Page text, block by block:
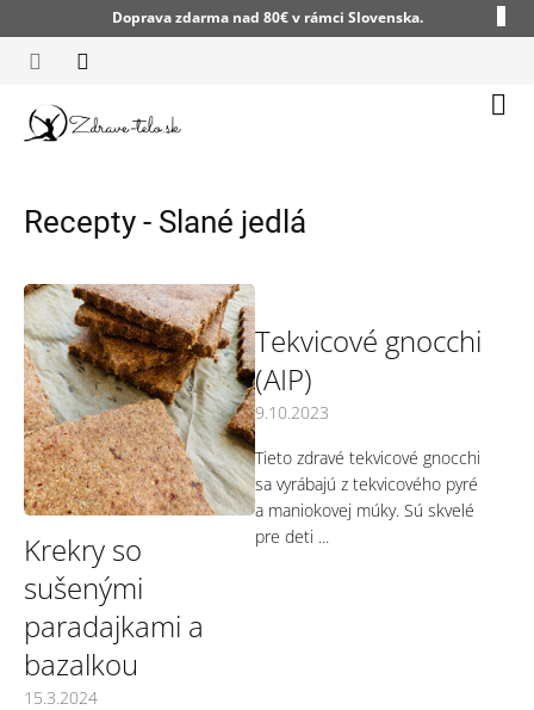
na
obsah
Doprava zdarma nad 80€ v rámci Slovenska.
Recepty - Slané jedlá
ý
p
i
s
č
l
á
n
k
o
v
Krekry so
sušenými
paradajkami a
bazalkou
15.3.2024
Tekvicové gnocchi
(AIP)
9.10.2023
Tieto zdravé tekvicové gnocchi
sa vyrábajú z tekvicového pyré
a maniokovej múky. Sú skvelé
pre deti ...